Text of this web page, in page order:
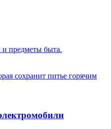
предметы быта.
сохранит питье горячим